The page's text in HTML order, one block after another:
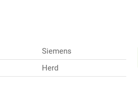
Siemens
Herd